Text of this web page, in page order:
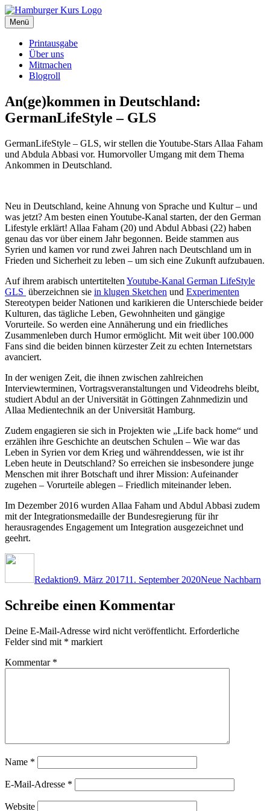
Zum
Inhalt
springen
Hamburger Kurs
SPD Hamburg Blog
Menü
Printausgabe
Über uns
Mitmachen
Blogroll
An(ge)kommen in Deutschland:
GermanLifeStyle – GLS
GermanLifeStyle – GLS, wir stellen die Youtube-Stars Allaa Faham
und Abdula Abbasi vor. Humorvoller Umgang mit dem Thema
Ankommen in Deutschland.
Neu in Deutschland, keine Ahnung von Sprache und Kultur – und
was jetzt? Am besten einen Youtube-Kanal starten, der den German
Lifestyle erklärt! Allaa Faham (20) und Abdul Abbasi (22) haben
genau das vor über einem Jahr begonnen. Beide stammen aus
Syrien und kamen vor rund zwei Jahren nach Deutschland um in
Frieden und Sicherheit zu leben – um sich eine Zukunft aufzubauen.
Auf ihrem arabisch untertitelten Youtube-Kanal German LifeStyle
GLS überzeichnen sie in klugen Sketchen und Experimenten
Stereotypen beider Nationen und karikieren die Unterschiede beider
Kulturen, das tägliche Leben, Gewohnheiten und gängige
Vorurteile. So werden eine Annäherung und ein friedliches
Zusammenleben durch Humor ermöglicht. Mit weit über 100.000
Fans sind die beiden binnen kürzester Zeit zu echten Internetstars
avanciert.
In der wenigen Zeit, die ihnen zwischen zahlreichen
Interviewterminen, Vortragsveranstaltungen und Videodrehs bleibt,
studiert Abdul an der Universität in Göttingen Zahnmedizin und
Allaa Medientechnik an der Universität Hamburg.
Zudem engagieren sie sich in Projekten wie „Life back home“ und
erzählen ihre Geschichte an deutschen Schulen – Wie war das
Leben in Syrien vor dem Krieg und währenddessen, wie ist ihr
Leben heute in Deutschland? So erreichen sie insbesondere junge
Menschen mit ihrer Botschaft und ihrer Mission: Aufeinander
zugehen – Vorurteile ablegen – Friedlich miteinander leben.
Im Dezember 2016 wurden Allaa Faham und Abdul Abbasi zudem
mit der Integrationsmedaille der Bundesregierung für ihr
herausragendes Engagement um Integration ausgezeichnet und
geehrt.
Redaktion9. März 201711. September 2020Neue Nachbarn
Schreibe einen Kommentar
Deine E-Mail-Adresse wird nicht veröffentlicht. Erforderliche
Felder sind mit * markiert
Kommentar *
Name *
E-Mail-Adresse *
Website